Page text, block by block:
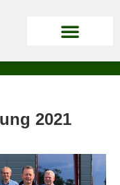
2021